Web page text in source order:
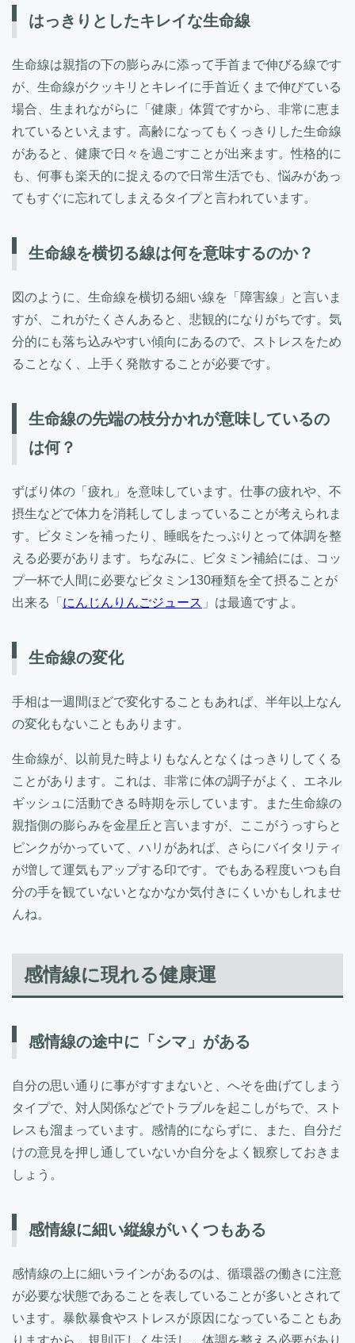
はっきりとしたキレイな生命線
生命線は親指の下の膨らみに添って手首まで伸びる線です
が、生命線がクッキリとキレイに手首近くまで伸びている
場合、生まれながらに「健康」体質ですから、非常に恵ま
れているといえます。高齢になってもくっきりした生命線
があると、健康で日々を過ごすことが出来ます。性格的に
も、何事も楽天的に捉えるので日常生活でも、悩みがあっ
てもすぐに忘れてしまえるタイプと言われています。
生命線を横切る線は何を意味するのか？
図のように、生命線を横切る細い線を「障害線」と言いま
すが、これがたくさんあると、悲観的になりがちです。気
分的にも落ち込みやすい傾向にあるので、ストレスをため
ることなく、上手く発散することが必要です。
生命線の先端の枝分かれが意味しているの
は何？
ずばり体の「疲れ」を意味しています。仕事の疲れや、不
摂生などで体力を消耗してしまっていることが考えられま
す。ビタミンを補ったり、睡眠をたっぷりとって体調を整
える必要があります。ちなみに、ビタミン補給には、コッ
プ一杯で人間に必要なビタミン130種類を全て摂ることが
出来る「 にんじんりんごジュース 」は最適ですよ。
生命線の変化
手相は一週間ほどで変化することもあれば、半年以上なん
の変化もないこともあります。
生命線が、以前見た時よりもなんとなくはっきりしてくる
ことがあります。これは、非常に体の調子がよく、エネル
ギッシュに活動できる時期を示しています。また生命線の
親指側の膨らみを金星丘と言いますが、ここがうっすらと
ピンクがかっていて、ハリがあれば、さらにバイタリティ
が増して運気もアップする印です。でもある程度いつも自
分の手を観ていないとなかなか気付きにくいかもしれませ
んね。
感情線に現れる健康運
感情線の途中に「シマ」がある
自分の思い通りに事がすすまないと、へそを曲げてしまう
タイプで、対人関係などでトラブルを起こしがちで、スト
レスも溜まっています。感情的にならずに、また、自分だ
けの意見を押し通していないか自分をよく観察しておきま
しょう。
感情線に細い縦線がいくつもある
感情線の上に細いラインがあるのは、循環器の働きに注意
が必要な状態であることを表していることが多いとされて
います。暴飲暴食やストレスが原因になっていることもあ